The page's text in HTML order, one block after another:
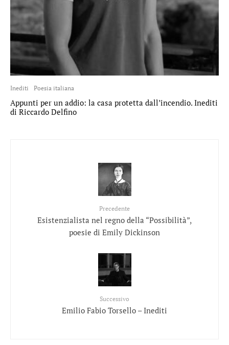
Inediti Poesia italiana
Appunti per un addio: la casa protetta dall’incendio. Inediti
di Riccardo Delfino
Precedente
Esistenzialista nel regno della “Possibilità”,
poesie di Emily Dickinson
Successivo
Emilio Fabio Torsello – Inediti